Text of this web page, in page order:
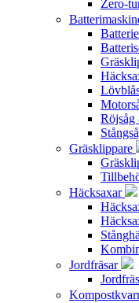
Zero-
Röjsåg
Gräsklippare
Häcksaxar
Jordfräsar
Jordfräs